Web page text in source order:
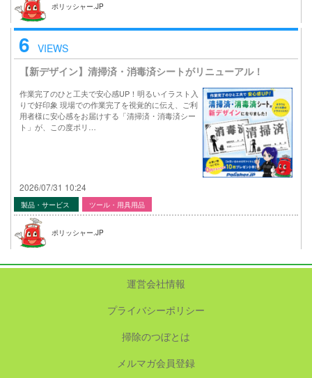
ポリッシャー.JP
6 VIEWS
【新デザイン】清掃済・消毒済シートがリニューアル！
作業完了のひと工夫で安心感UP！明るいイラスト入
りで好印象 現場での作業完了を視覚的に伝え、ご利
用者様に安心感をお届けする「清掃済・消毒済シー
ト」が、この度ポリ…
2026/07/31 10:24
製品・サービス ツール・用具用品
ポリッシャー.JP
運営会社情報
プライバシーポリシー
掃除のつぼとは
メルマガ会員登録